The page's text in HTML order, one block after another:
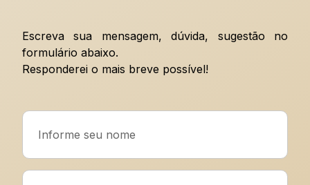
Escreva sua mensagem, dúvida, sugestão no
formulário abaixo.
Responderei o mais breve possível!